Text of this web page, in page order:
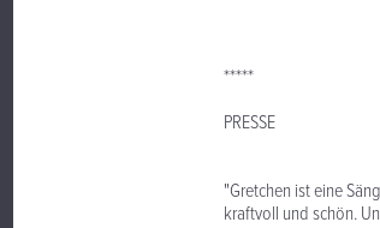
*****
PRESSE
"Gretchen ist eine
kraftvoll und schön.